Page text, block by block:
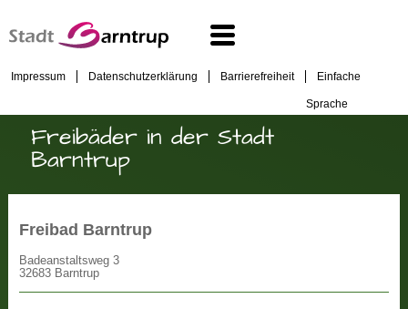
Impressum Datenschutzerklärung Barrierefreiheit Einfache
Sprache
Freibäder in der Stadt
Barntrup
Freibad Barntrup
Badeanstaltsweg 3
32683 Barntrup